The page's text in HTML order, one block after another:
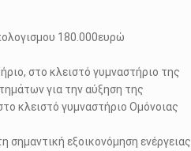
180.000ευρώ
στο κλειστό γυμναστήριο της
για την αύξηση της
κλειστό γυμναστήριο Ομόνοιας
εξοικονόμηση ενέργειας.